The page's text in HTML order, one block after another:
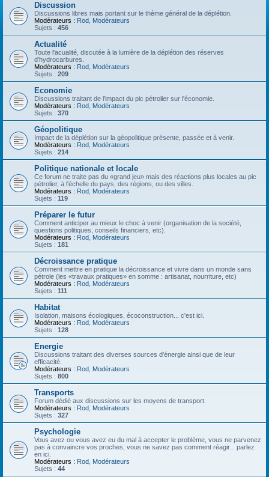
Discussion
Discussions libres mais portant sur le thème général de la déplétion.
Modérateurs : Rod Modérateurs
Sujets : 456
Actualité
Toute l'acualité, discutée à la lumière de la déplétion des réserves
d'hydrocarbures.
Modérateurs : Rod Modérateurs
Sujets : 209
Economie
Discussions traitant de l'impact du pic pétrolier sur l'économie.
Modérateurs : Rod Modérateurs
Sujets : 370
Géopolitique
Impact de la déplétion sur la géopolitique présente, passée et à venir.
Modérateurs : Rod Modérateurs
Sujets : 214
Politique nationale et locale
Ce forum ne traite pas du «grand jeu» mais des réactions plus locales au pic
pétrolier, à l'échelle du pays, des régions, ou des villes.
Modérateurs : Rod Modérateurs
Sujets : 119
Préparer le futur
Comment anticiper au mieux le choc à venir (organisation de la société,
questions politiques, conseils financiers, etc).
Modérateurs : Rod Modérateurs
Sujets : 181
Décroissance pratique
Comment mettre en pratique la décroissance et vivre dans un monde sans
pétrole (les «travaux pratiques» en somme : artisanat, nourriture, etc)
Modérateurs : Rod Modérateurs
Sujets : 111
Habitat
Isolation, maisons écologiques, écoconstruction... c'est ici.
Modérateurs : Rod Modérateurs
Sujets : 128
Energie
Discussions traitant des diverses sources d'énergie ainsi que de leur
efficacité.
Modérateurs : Rod Modérateurs
Sujets : 800
Transports
Forum dédié aux discussions sur les moyens de transport.
Modérateurs : Rod Modérateurs
Sujets : 327
Psychologie
Vous avez ou vous avez eu du mal à accepter le problème, vous ne parvenez
pas à convaincre vos proches, vous ne savez pas comment réagir... parlez
en ici.
Modérateurs : Rod Modérateurs
Sujets : 44